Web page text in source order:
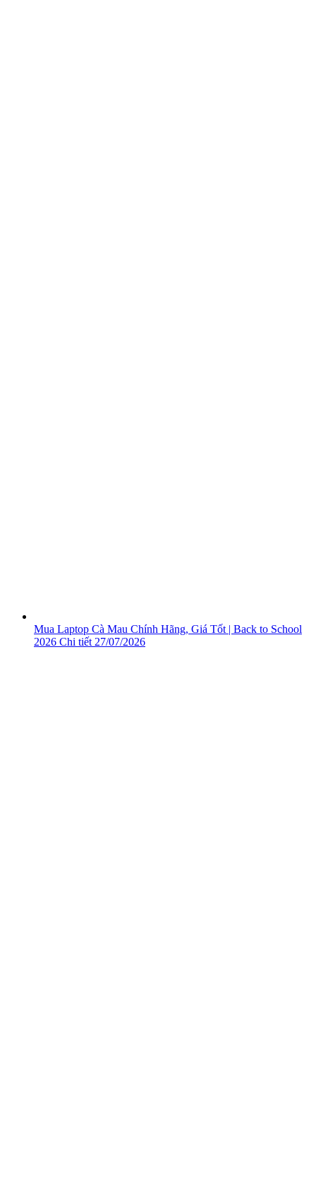
Mua Laptop Cà Mau Chính Hãng, Giá Tốt | Back to School
2026 Chi tiết 27/07/2026